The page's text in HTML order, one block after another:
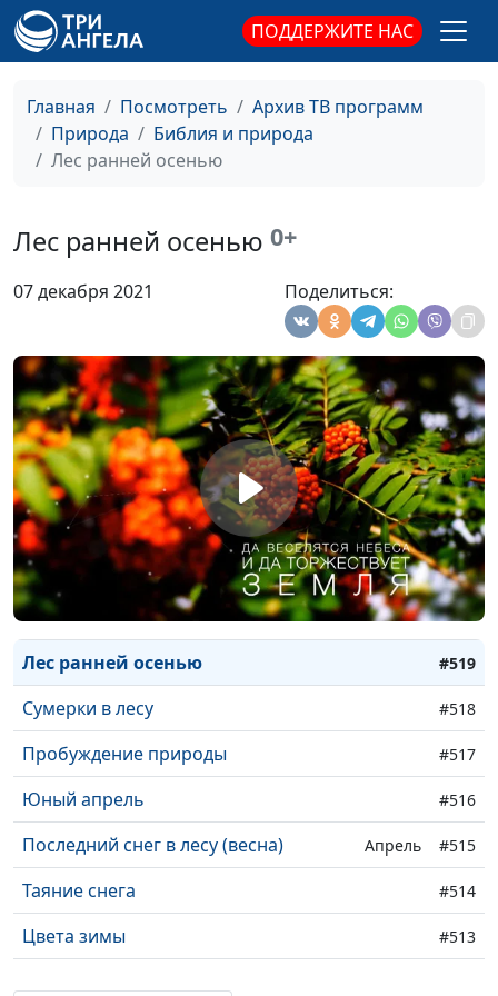
ПОДДЕРЖИТЕ НАС
Главная Посмотреть
Архив ТВ программ
Природа
Библия и природа
Лес ранней осенью
Лес ранней осенью 0+
07 декабря 2021 Поделиться:
(зима)
Зазимок (осень)
Жизнь прекрасна! (осень)
Жизнь прекрасна! (лето)
Жизнь прекрасна! (весна)
Живительные лучи (зима)
#526
В тиши высоких снегов Зима #525
Вольные просторы (лето) #524
Возможность (зима) #523
Будущее будет (лето) #522
Рябиновая осень #521
Звуки осеннего леса #520
Лес ранней осенью #519
Сумерки в лесу #518
Пробуждение природы #517
Юный апрель #516
Последний снег в лесу (весна) Апрель #515
Таяние снега #514
Цвета зимы #513